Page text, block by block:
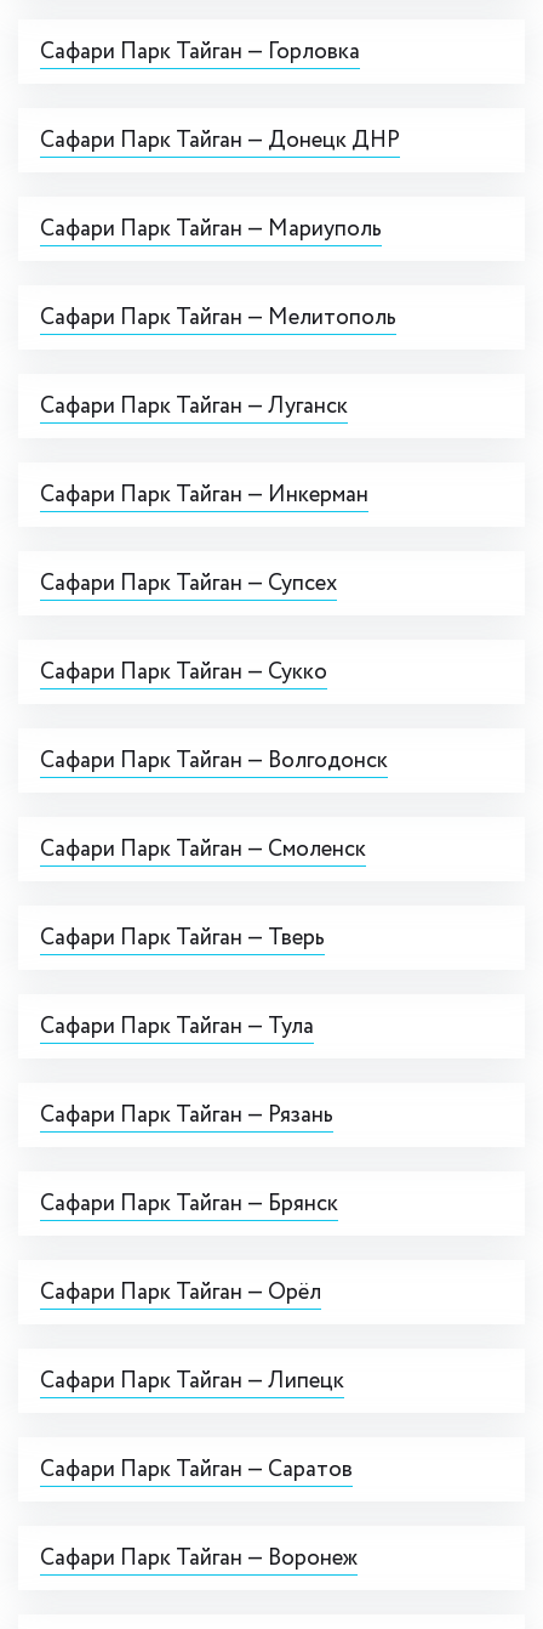
Сафари Парк Тайган — Горловка
Сафари Парк Тайган — Донецк ДНР
Сафари Парк Тайган — Мариуполь
Сафари Парк Тайган — Мелитополь
Сафари Парк Тайган — Луганск
Сафари Парк Тайган — Инкерман
Сафари Парк Тайган — Супсех
Сафари Парк Тайган — Сукко
Сафари Парк Тайган — Волгодонск
Сафари Парк Тайган — Смоленск
Сафари Парк Тайган — Тверь
Сафари Парк Тайган — Тула
Сафари Парк Тайган — Рязань
Сафари Парк Тайган — Брянск
Сафари Парк Тайган — Орёл
Сафари Парк Тайган — Липецк
Сафари Парк Тайган — Саратов
Сафари Парк Тайган — Воронеж